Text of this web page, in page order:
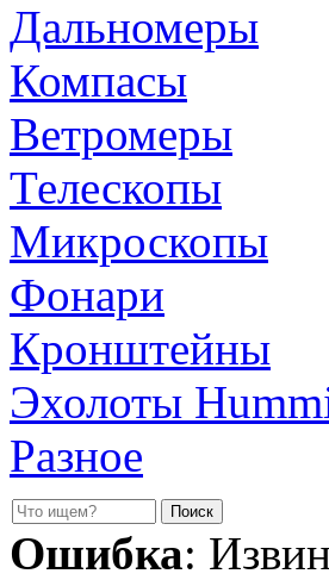
Дальномеры
Компасы
Ветромеры
Телескопы
Микроскопы
Фонари
Кронштейны
Эхолоты
Разное
Ошибка: